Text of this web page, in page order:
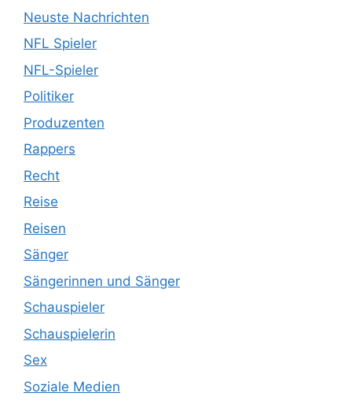
Neuste Nachrichten
NFL Spieler
NFL-Spieler
Politiker
Produzenten
Rappers
Recht
Reise
Reisen
Sänger
Sängerinnen und Sänger
Schauspieler
Schauspielerin
Sex
Soziale Medien